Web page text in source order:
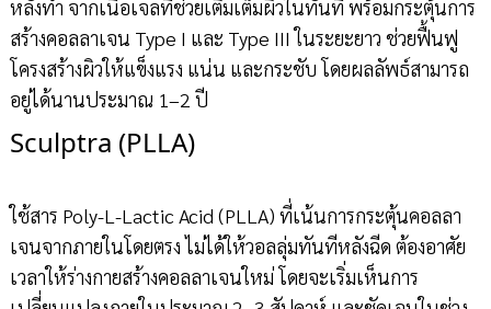
หลังทำ จากเนื้อเจลที่ช่วยเติมเต็มผิวในทันที พร้อมกระตุ้นการ
สร้างคอลลาเจน Type I และ Type III ในระยะยาว ช่วยฟื้นฟู
โครงสร้างผิวให้แข็งแรง แน่น และกระชับ โดยผลลัพธ์สามารถ
อยู่ได้นานประมาณ 1–2 ปี
Sculptra (PLLA)
ใช้สาร Poly-L-Lactic Acid (PLLA) ที่เน้นการกระตุ้นคอลลา
เจนจากภายในโดยตรง ไม่ได้ให้วอลลุ่มทันทีหลังฉีด ต้องอาศัย
เวลาให้ร่างกายสร้างคอลลาเจนใหม่ โดยจะเริ่มเห็นการ